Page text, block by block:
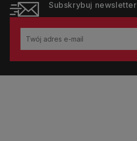
Subskrybuj newsletter